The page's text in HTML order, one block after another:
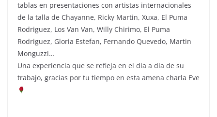
tablas en presentaciones con artistas internacionales
de la talla de Chayanne, Ricky Martin, Xuxa, El Puma
Rodriguez, Los Van Van, Willy Chirimo, El Puma
Rodriguez, Gloria Estefan, Fernando Quevedo, Martin
Monguzzi…
Una experiencia que se refleja en el dia a dia de su
trabajo, gracias por tu tiempo en esta amena charla Eve